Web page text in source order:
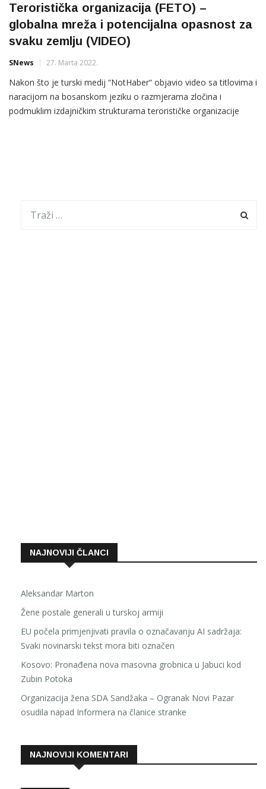
Teroristička organizacija (FETO) –
globalna mreža i potencijalna opasnost za
svaku zemlju (VIDEO)
SNews 27. Marta 2022.
Nakon što je turski medij “NotHaber“ objavio video sa titlovima i
naracijom na bosanskom jeziku o razmjerama zločina i
podmuklim izdajničkim strukturama terorističke organizacije
NAJNOVIJI ČLANCI
Aleksandar Marton
Žene postale generali u turskoj armiji
EU počela primjenjivati pravila o označavanju AI sadržaja:
Svaki novinarski tekst mora biti označen
Kosovo: Pronađena nova masovna grobnica u Jabuci kod
Zubin Potoka
Organizacija žena SDA Sandžaka – Ogranak Novi Pazar
osudila napad Informera na članice stranke
NAJNOVIJI KOMENTARI